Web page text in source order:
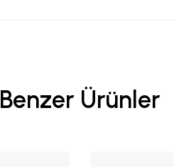
Benzer Ürünler